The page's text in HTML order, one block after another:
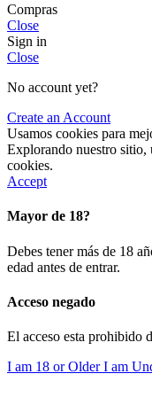
Compras
Close
Sign in
Close
No account yet?
Create an Account
Usamos cookies para
Explorando nuestro sitio,
cookies.
Accept
Mayor de 18?
Debes tener más de 18
edad antes de entrar.
Acceso negado
El acceso esta prohibido
I am 18 or OlderI am